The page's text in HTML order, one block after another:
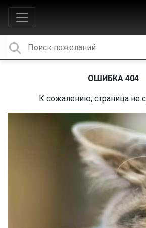
ОШИБКА 404
К сожалению, страница не